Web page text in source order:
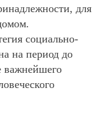
для
социально-
на период до
важнейшего